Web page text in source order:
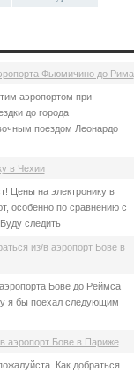
Фьюмичино до Рима
аэропортом при
до города
поездом Леонардо
в Чехии
Цены на электронику в
особенно по сравнению с
следить
из/в аэропорт Бове в
Бове до Реймса
я бы поехал следующим
в аэропорт Бове в Париже
Как добраться